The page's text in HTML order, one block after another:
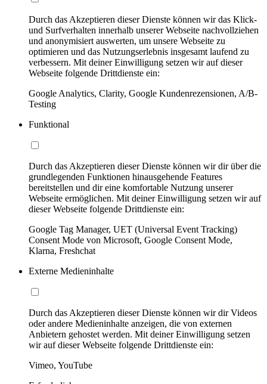
Durch das Akzeptieren dieser Dienste können wir das Klick-
und Surfverhalten innerhalb unserer Webseite nachvollziehen
und anonymisiert auswerten, um unsere Webseite zu
optimieren und das Nutzungserlebnis insgesamt laufend zu
verbessern. Mit deiner Einwilligung setzen wir auf dieser
Webseite folgende Drittdienste ein:
Google Analytics, Clarity, Google Kundenrezensionen, A/B-
Testing
Funktional
Durch das Akzeptieren dieser Dienste können wir dir über die
grundlegenden Funktionen hinausgehende Features
bereitstellen und dir eine komfortable Nutzung unserer
Webseite ermöglichen. Mit deiner Einwilligung setzen wir auf
dieser Webseite folgende Drittdienste ein:
Google Tag Manager, UET (Universal Event Tracking)
Consent Mode von Microsoft, Google Consent Mode,
Klarna, Freshchat
Externe Medieninhalte
Durch das Akzeptieren dieser Dienste können wir dir Videos
oder andere Medieninhalte anzeigen, die von externen
Anbietern gehostet werden. Mit deiner Einwilligung setzen
wir auf dieser Webseite folgende Drittdienste ein:
Vimeo, YouTube